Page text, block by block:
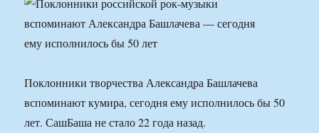
Поклонники творчества Александра Башлачева
вспоминают кумира, сегодня ему исполнилось бы 50
лет. СашБаша не стало 22 года назад.